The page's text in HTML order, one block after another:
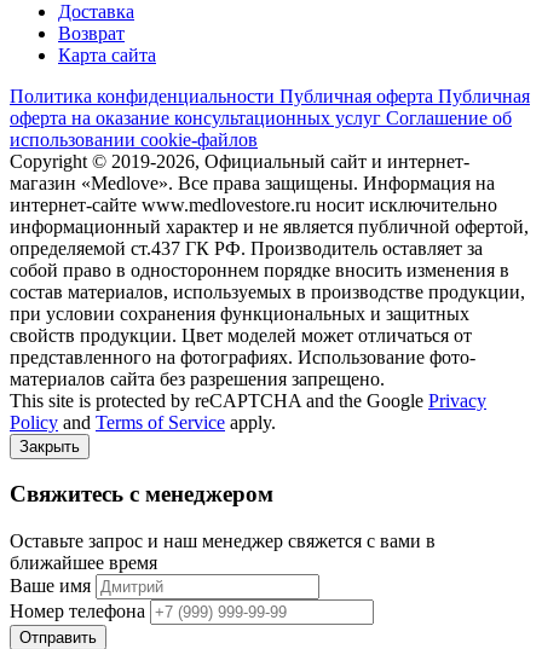
Доставка
Возврат
Карта сайта
Политика конфиденциальности Публичная оферта Публичная
оферта на оказание консультационных услуг Соглашение об
использовании cookie-файлов
Copyright © 2019-2026, Официальный сайт и интернет-
магазин «Medlove». Все права защищены. Информация на
интернет-сайте www.medlovestore.ru носит исключительно
информационный характер и не является публичной офертой,
определяемой ст.437 ГК РФ. Производитель оставляет за
собой право в одностороннем порядке вносить изменения в
состав материалов, используемых в производстве продукции,
при условии сохранения функциональных и защитных
свойств продукции. Цвет моделей может отличаться от
представленного на фотографиях. Использование фото-
материалов сайта без разрешения запрещено.
This site is protected by reCAPTCHA and the Google Privacy
Policy and Terms of Service apply.
Закрыть
Свяжитесь с менеджером
Оставьте запрос и наш менеджер свяжется с вами в
ближайшее время
Ваше имя
Номер телефона
Отправить